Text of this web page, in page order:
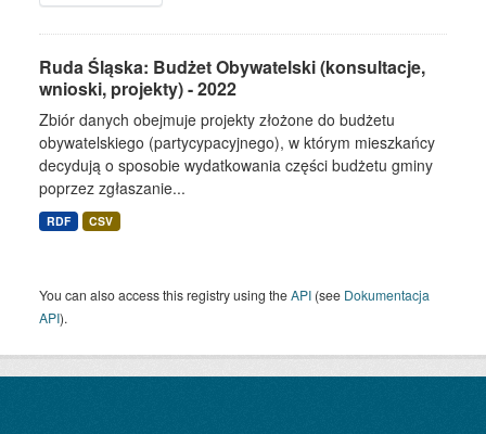
Ruda Śląska: Budżet Obywatelski (konsultacje,
wnioski, projekty) - 2022
Zbiór danych obejmuje projekty złożone do budżetu
obywatelskiego (partycypacyjnego), w którym mieszkańcy
decydują o sposobie wydatkowania części budżetu gminy
poprzez zgłaszanie...
RDF CSV
You can also access this registry using theAPI (see Dokumentacja
API).